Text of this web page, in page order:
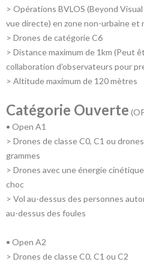
> Opérations BVLOS (Beyond
vue directe) en zone non-urbaine et
> Drones de catégorie C6
> Distance maximum de 1km (Peut
collaboration d’observateurs pour
> Altitude maximum de 120 mètres
Catégorie Ouverte
• Open A1
> Drones de classe C0, C1 ou
grammes
> Drones avec une énergie
choc
> Vol au-dessus des personnes
au-dessus des foules
• Open A2
> Drones de classe C0, C1 ou C2